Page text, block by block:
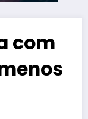
com